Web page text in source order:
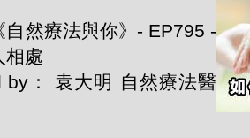
自然療法與你》- EP795 -
相處
by： 袁大明 自然療法醫